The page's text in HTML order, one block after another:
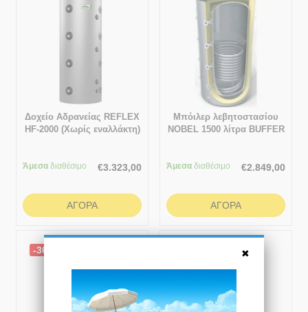
Δοχείο Αδρανείας REFLEX
HF-2000 (Χωρίς εναλλάκτη)
Άμεσα διαθέσιμο €3.323,00
ΑΓΟΡΆ
Μπόιλερ λεβητοστασίου
NOBEL 1500 λίτρα BUFFER
Άμεσα διαθέσιμο €2.849,00
ΑΓΟΡΆ
-36%